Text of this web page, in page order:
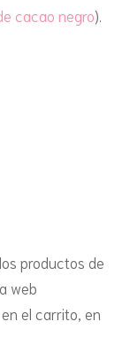
cacao negro).
productos de
web
el carrito, en